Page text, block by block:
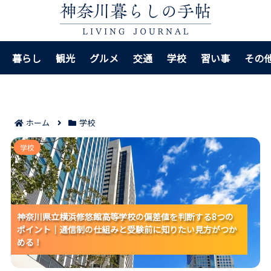
暮らし 観光 グルメ 交通 学校 習い事 その
ホーム 学校
神奈川県立横浜修悠館高等学校の偏差値を判断する8つ
のポイント｜通信制の仕組みと受験前に知りたい見方
がつかめる！
神奈川県立横浜修悠館高等学校の偏差値を判断する8つの
ポイント｜通信制の仕組みと受験前に知りたい見方がつか
める！
神奈川県立横浜修悠館高等学校の偏差値を判断する8つの
ポイント｜通信制の仕組みと受験前に知りたい見方がつか
める！
神奈川県立横浜修悠館高等学校の偏差値を判断する8つの
ポイント｜通信制の仕組みと受験前に知りたい見方がつか
める！
学校